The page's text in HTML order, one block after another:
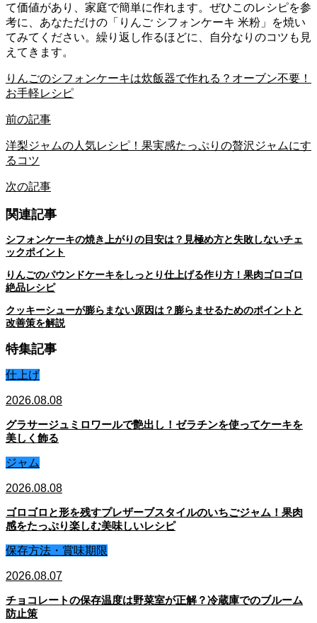
て価値があり、家庭で簡単に作れます。ぜひこのレシピを参
考に、あなただけの「りんご シフォンケーキ 米粉」を焼い
てみてください。繰り返し作るほどに、自分なりのコツも見
えてきます。
りんごのシフォンケーキは炊飯器で作れる？オーブン不要！
お手軽レシピ
前の記事
洋梨ジャムの人気レシピ！果実感たっぷりの贅沢ジャムにす
るコツ
次の記事
関連記事
シフォンケーキの焼き上がりの目安は？見極め方と失敗しないチェ
ックポイント
りんごのパウンドケーキをしっとり仕上げる作り方！果肉ゴロゴロ
絶品レシピ
クッキーシューが膨らまない原因は？膨らませるためのポイントと
改善策を解説
特集記事
仕上げ
2026.08.08
グラサージュミロワールで艶出し！ゼラチンを使ってケーキを
美しく飾る
ジャム
2026.08.08
ゴロゴロと形を残すプレザーブスタイルのいちごジャム！果肉
感をたっぷり楽しむ美味しいレシピ
保存方法・賞味期限
2026.08.07
チョコレートの保存温度は野菜室が正解？冷蔵庫でのブルーム
防止策